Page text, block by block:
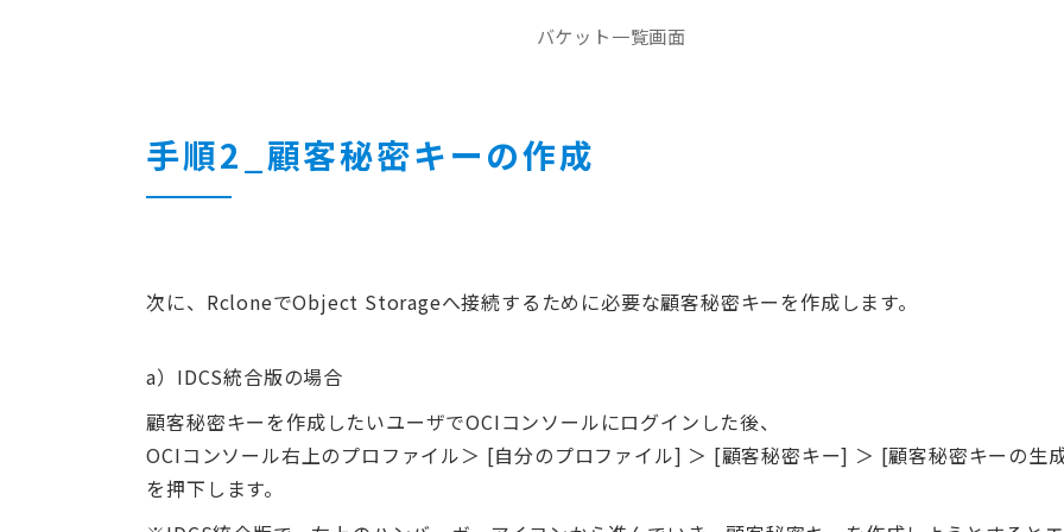
バケット一覧画面
手順2_顧客秘密キーの作成
次に、RcloneでObject Storageへ接続するために必要な顧客秘密キーを作成します。
a）IDCS統合版の場合
顧客秘密キーを作成したいユーザでOCIコンソールにログインした後、
OCIコンソール右上のプロファイル＞ [自分のプロファイル] ＞ [顧客秘密キー] ＞ [顧客秘密キーの生
を押下します。